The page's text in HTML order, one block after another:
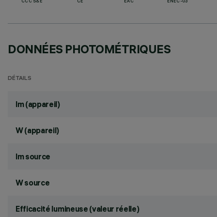
CCC S&E CE EAC ENEC-03
DONNÉES PHOTOMÉTRIQUES
DÉTAILS
lm (appareil)
W (appareil)
lm source
W source
Efficacité lumineuse (valeur réelle)